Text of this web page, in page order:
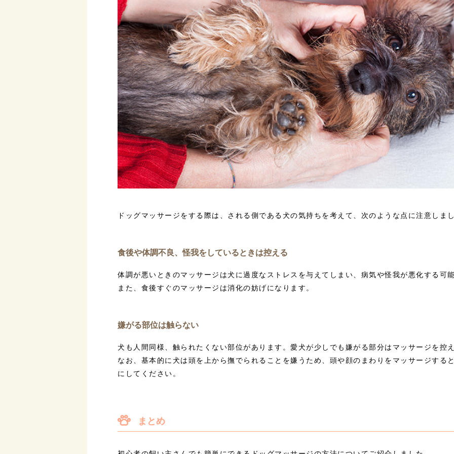
ドッグマッサージをする際は、される側である犬の気持ちを考えて、次のような点に注意しま
食後や体調不良、怪我をしているときは控える
体調が悪いときのマッサージは犬に過度なストレスを与えてしまい、病気や怪我が悪化する可
また、食後すぐのマッサージは消化の妨げになります。
嫌がる部位は触らない
犬も人間同様、触られたくない部位があります。愛犬が少しでも嫌がる部分はマッサージを控
なお、基本的に犬は頭を上から撫でられることを嫌うため、頭や顔のまわりをマッサージする
にしてください。
まとめ